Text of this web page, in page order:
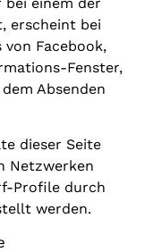
erscheint bei
Facebook,
Fenster,
Absenden
dieser Seite
Netzwerken
Profile durch
werden.